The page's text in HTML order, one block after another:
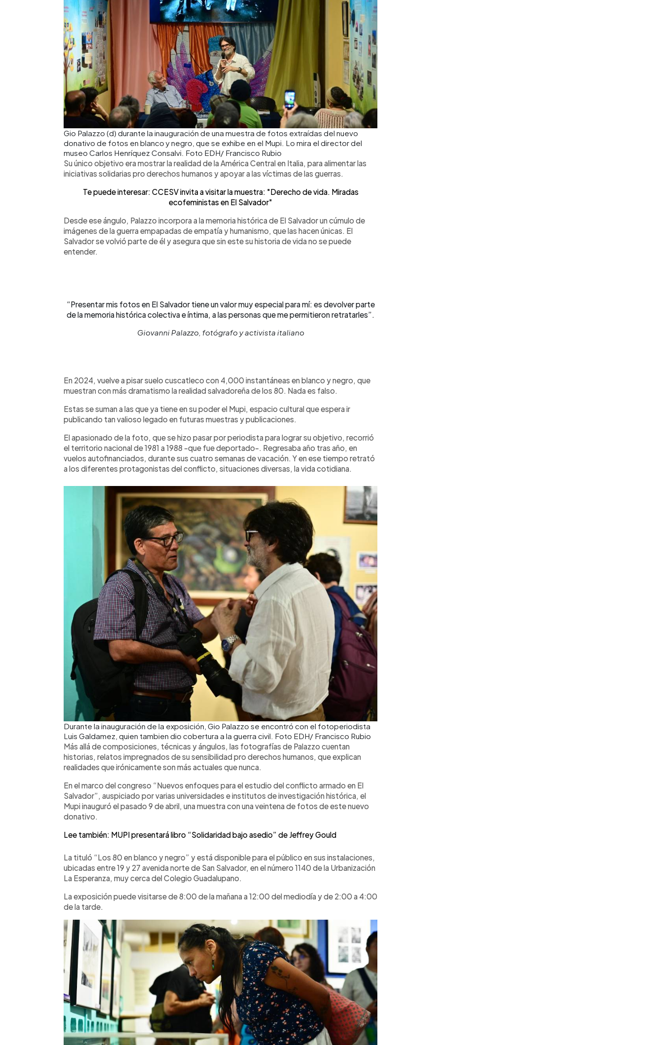
Gio Palazzo (d) durante la inauguración de una muestra de fotos extraídas del nuevo
donativo de fotos en blanco y negro, que se exhibe en el Mupi. Lo mira el director del
museo Carlos Henríquez Consalvi. Foto EDH/ Francisco Rubio
Su único objetivo era mostrar la realidad de la América Central en Italia, para alimentar las
iniciativas solidarias pro derechos humanos y apoyar a las víctimas de las guerras.
Te puede interesar: CCESV invita a visitar la muestra: "Derecho de vida. Miradas
ecofeministas en El Salvador"
Desde ese ángulo, Palazzo incorpora a la memoria histórica de El Salvador un cúmulo de
imágenes de la guerra empapadas de empatía y humanismo, que las hacen únicas. El
Salvador se volvió parte de él y asegura que sin este su historia de vida no se puede
entender.
“Presentar mis fotos en El Salvador tiene un valor muy especial para mí: es devolver parte
de la memoria histórica colectiva e íntima, a las personas que me permitieron retratarles”.
Giovanni Palazzo, fotógrafo y activista italiano
En 2024, vuelve a pisar suelo cuscatleco con 4,000 instantáneas en blanco y negro, que
muestran con más dramatismo la realidad salvadoreña de los 80. Nada es falso.
Estas se suman a las que ya tiene en su poder el Mupi, espacio cultural que espera ir
publicando tan valioso legado en futuras muestras y publicaciones.
El apasionado de la foto, que se hizo pasar por periodista para lograr su objetivo, recorrió
el territorio nacional de 1981 a 1988 -que fue deportado-. Regresaba año tras año, en
vuelos autofinanciados, durante sus cuatro semanas de vacación. Y en ese tiempo retrató
a los diferentes protagonistas del conflicto, situaciones diversas, la vida cotidiana.
Durante la inauguración de la exposición, Gio Palazzo se encontró con el fotoperiodista
Luis Galdamez, quien tambien dio cobertura a la guerra civil. Foto EDH/ Francisco Rubio
Más allá de composiciones, técnicas y ángulos, las fotografías de Palazzo cuentan
historias, relatos impregnados de su sensibilidad pro derechos humanos, que explican
realidades que irónicamente son más actuales que nunca.
En el marco del congreso “Nuevos enfoques para el estudio del conflicto armado en El
Salvador”, auspiciado por varias universidades e institutos de investigación histórica, el
Mupi inauguró el pasado 9 de abril, una muestra con una veintena de fotos de este nuevo
donativo.
Lee también: MUPI presentará libro “Solidaridad bajo asedio” de Jeffrey Gould
La tituló “Los 80 en blanco y negro” y está disponible para el público en sus instalaciones,
ubicadas entre 19 y 27 avenida norte de San Salvador, en el número 1140 de la Urbanización
La Esperanza, muy cerca del Colegio Guadalupano.
La exposición puede visitarse de 8:00 de la mañana a 12:00 del mediodía y de 2:00 a 4:00
de la tarde.